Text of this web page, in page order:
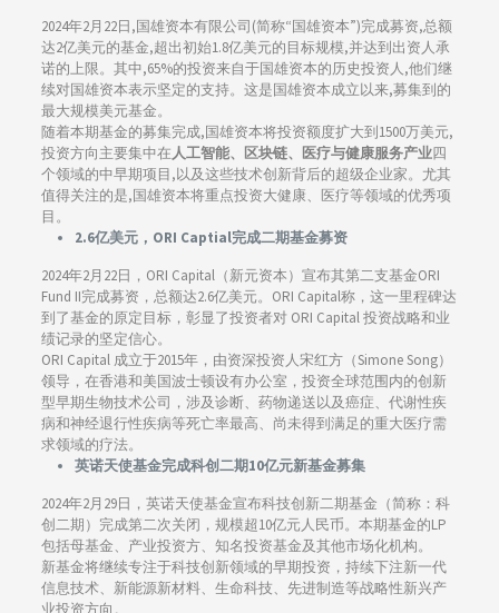
2024年2月22日,国雄资本有限公司(简称“国雄资本”)完成募资,总额
达2亿美元的基金,超出初始1.8亿美元的目标规模,并达到出资人承
诺的上限。其中,65%的投资来自于国雄资本的历史投资人,他们继
续对国雄资本表示坚定的支持。这是国雄资本成立以来,募集到的
最大规模美元基金。
随着本期基金的募集完成,国雄资本将投资额度扩大到1500万美元,
投资方向主要集中在人工智能、区块链、医疗与健康服务产业四
个领域的中早期项目,以及这些技术创新背后的超级企业家。尤其
值得关注的是,国雄资本将重点投资大健康、医疗等领域的优秀项
目。
2.6亿美元，ORI Captial完成二期基金募资
2024年2月22日，ORI Capital（新元资本）宣布其第二支基金ORI
Fund II完成募资，总额达2.6亿美元。ORI Capital称，这一里程碑达
到了基金的原定目标，彰显了投资者对 ORI Capital 投资战略和业
绩记录的坚定信心。
ORI Capital 成立于2015年，由资深投资人宋红方（Simone Song）
领导，在香港和美国波士顿设有办公室，投资全球范围内的创新
型早期生物技术公司，涉及诊断、药物递送以及癌症、代谢性疾
病和神经退行性疾病等死亡率最高、尚未得到满足的重大医疗需
求领域的疗法。
英诺天使基金完成科创二期10亿元新基金募集
2024年2月29日，英诺天使基金宣布科技创新二期基金（简称：科
创二期）完成第二次关闭，规模超10亿元人民币。本期基金的LP
包括母基金、产业投资方、知名投资基金及其他市场化机构。
新基金将继续专注于科技创新领域的早期投资，持续下注新一代
信息技术、新能源新材料、生命科技、先进制造等战略性新兴产
业投资方向。